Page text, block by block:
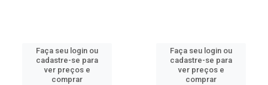
Faça seu login ou
cadastre-se para
ver preços e
comprar
Faça seu login ou
cadastre-se para
ver preços e
comprar